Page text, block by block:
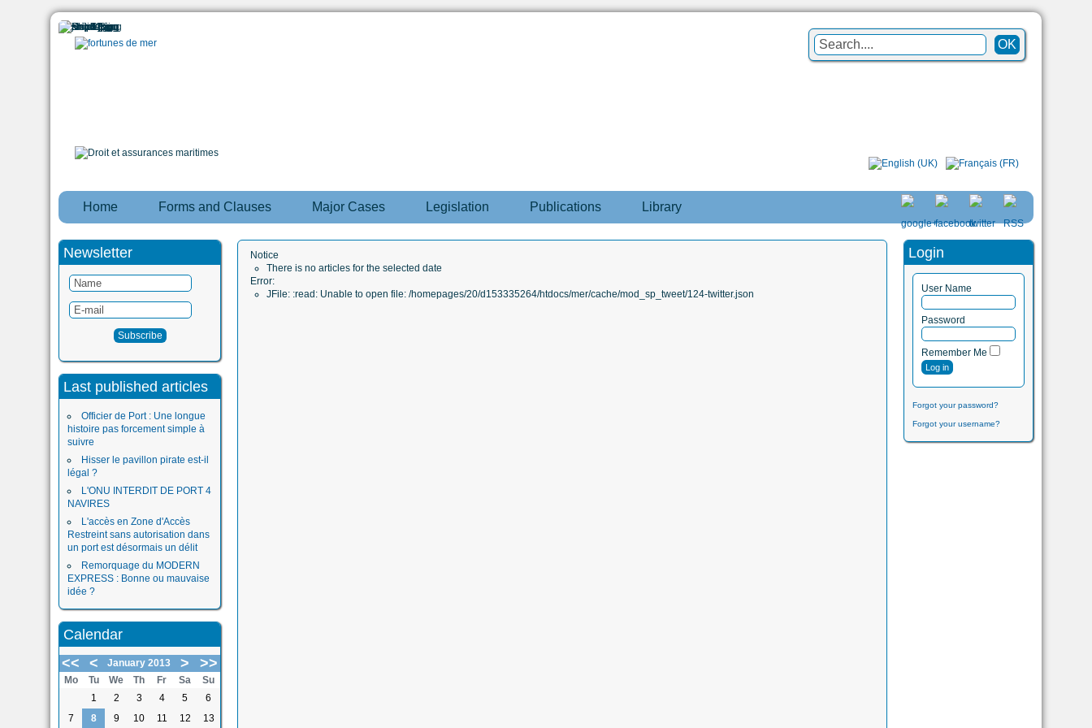
Home Forms and Clauses Major Cases Legislation Publications Library
Newsletter
Last published articles
Officier de Port : Une longue
histoire pas forcement simple à
suivre
Hisser le pavillon pirate est-il
légal ?
L'ONU INTERDIT DE PORT 4
NAVIRES
L'accès en Zone d'Accès
Restreint sans autorisation dans
un port est désormais un délit
Remorquage du MODERN
EXPRESS : Bonne ou mauvaise
idée ?
Calendar
<<
< January 2013 > >>
Mo Tu We Th Fr Sa
Su
1
2 3 4 5
6
7
8 9 10 11 12 13
Login
User Name
Password
Remember Me
Forgot your password?
Forgot your username?
Notice
There is no articles for the selected date
Error:
JFile: :read: Unable to open file: /homepages/20/d153335264/htdocs/mer/cache/mod_sp_tweet/124-twitter.json